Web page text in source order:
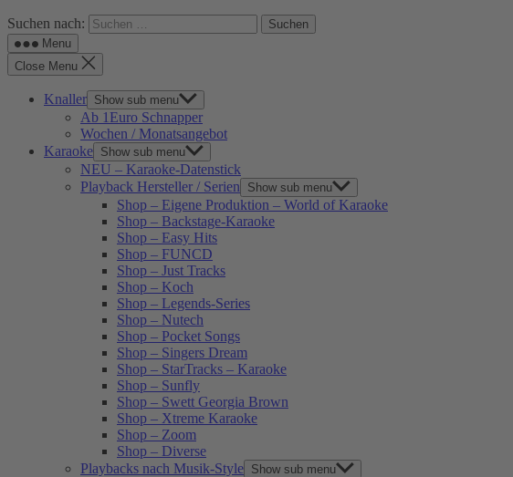
Suchen nach:
Menu
Close Menu
Knaller Show sub menu
Ab 1Euro Schnapper
Wochen / Monatsangebot
Karaoke Show sub menu
NEU – Karaoke-Datenstick
Playback Hersteller / Serien
Show sub menu
Shop – Eigene Produktion – World of Karaoke
Shop – Backstage-Karaoke
Shop – Easy Hits
Shop – FUNCD
Shop – Just Tracks
Shop – Koch
Shop – Legends-Series
Shop – Nutech
Shop – Pocket Songs
Shop – Singers Dream
Shop – StarTracks – Karaoke
Shop – Sunfly
Shop – Swett Georgia Brown
Shop – Xtreme Karaoke
Shop – Zoom
Shop – Diverse
Playbacks nach Musik-Style Show sub menu